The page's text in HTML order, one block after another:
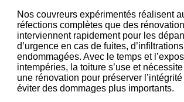
Nos couvreurs expérimentés réalisent
réfections complètes que des
interviennent rapidement pour les
d’urgence en cas de fuites,
endommagées. Avec le temps et
intempéries, la toiture s’use et
une rénovation pour préserver
éviter des dommages plus importants.